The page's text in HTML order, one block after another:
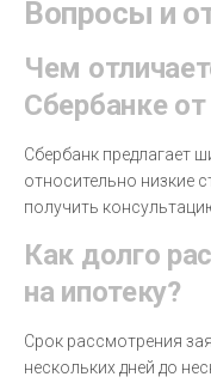
Вопросы и
Чем
Сбербанке от
Сбербанк предлагает
относительно низкие
получить
Как долго
на ипотеку?
Срок рассмотрения
нескольких дней до